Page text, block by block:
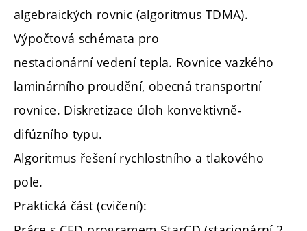
algebraických rovnic (algoritmus TDMA).
Výpočtová schémata pro
nestacionární vedení tepla. Rovnice vazkého
laminárního proudění, obecná transportní
rovnice. Diskretizace úloh konvektivně-
difúzního typu.
Algoritmus řešení rychlostního a tlakového
pole.
Praktická část (cvičení):